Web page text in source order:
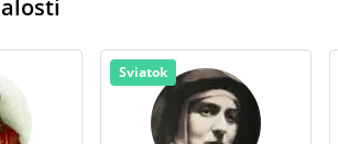
Sviatok